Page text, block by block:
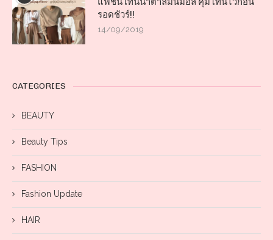
รอดชัวร์!!
14/09/2019
CATEGORIES
BEAUTY
Beauty Tips
FASHION
Fashion Update
HAIR